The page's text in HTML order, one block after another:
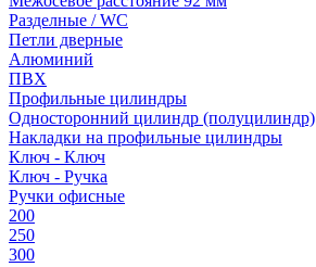
Разделные / WC
Петли дверные
Алюминий
ПВХ
Профильные цилиндры
Односторонний цилиндр (полуцилиндр)
Накладки на профильные цилиндры
Ключ - Ключ
Ключ - Ручка
Ручки офисные
200
250
300